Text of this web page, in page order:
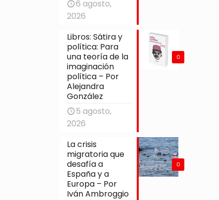
6 agosto,
2026
0
Libros: Sátira y
política: Para
una teoría de la
imaginación
política – Por
Alejandra
González
5 agosto,
2026
0
La crisis
migratoria que
desafía a
España y a
Europa – Por
Iván Ambroggio